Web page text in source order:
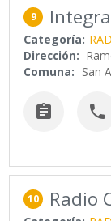
9
Categoría:
Dirección:
Comuna: San
 
10 Radio